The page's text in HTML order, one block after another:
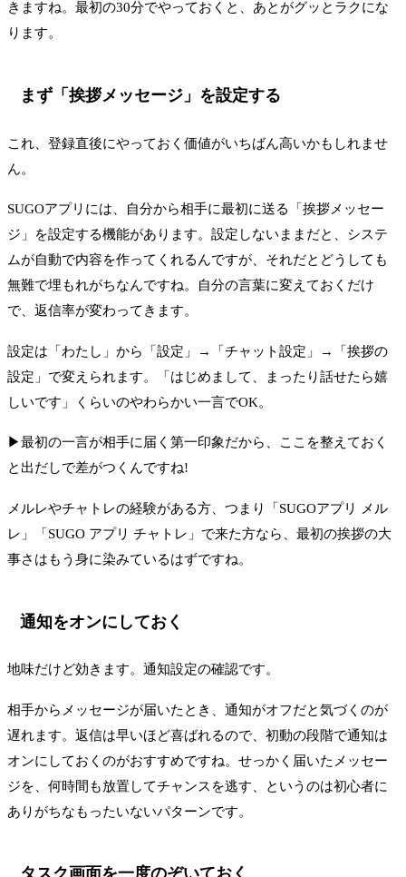
きますね。最初の30分でやっておくと、あとがグッとラクにな
ります。
まず「挨拶メッセージ」を設定する
これ、登録直後にやっておく価値がいちばん高いかもしれませ
ん。
SUGOアプリには、自分から相手に最初に送る「挨拶メッセー
ジ」を設定する機能があります。設定しないままだと、システ
ムが自動で内容を作ってくれるんですが、それだとどうしても
無難で埋もれがちなんですね。自分の言葉に変えておくだけ
で、返信率が変わってきます。
設定は「わたし」から「設定」→「チャット設定」→「挨拶の
設定」で変えられます。「はじめまして、まったり話せたら嬉
しいです」くらいのやわらかい一言でOK。
▶最初の一言が相手に届く第一印象だから、ここを整えておく
と出だしで差がつくんですね!
メルレやチャトレの経験がある方、つまり「SUGOアプリ メル
レ」「SUGO アプリ チャトレ」で来た方なら、最初の挨拶の大
事さはもう身に染みているはずですね。
通知をオンにしておく
地味だけど効きます。通知設定の確認です。
相手からメッセージが届いたとき、通知がオフだと気づくのが
遅れます。返信は早いほど喜ばれるので、初動の段階で通知は
オンにしておくのがおすすめですね。せっかく届いたメッセー
ジを、何時間も放置してチャンスを逃す、というのは初心者に
ありがちなもったいないパターンです。